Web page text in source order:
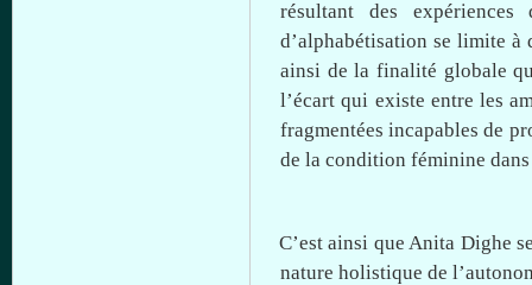
résultant des expériences
d’alphabétisation selimite à
ainsi de lafinalité globale
l’écart qui existe entre les
fragmentées incapables de
de la condition féminine dans
C’est ainsi que Anita Dighe
nature holistique de